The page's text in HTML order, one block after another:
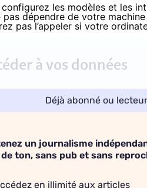
les modèles et les
dépendre de votre
pas l’appeler si votre
à vos données
Déjà abonné ou
un journalisme
ton, sans pub et sans
en illimité aux articles